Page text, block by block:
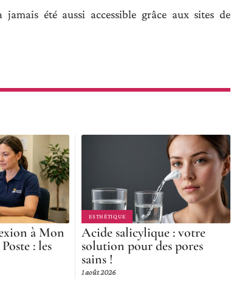
été aussi accessible grâce aux sites de
à Mon
: les
ESTHÉTIQUE
Acide salicylique : votre
solution pour des pores
sains !
1 août 2026